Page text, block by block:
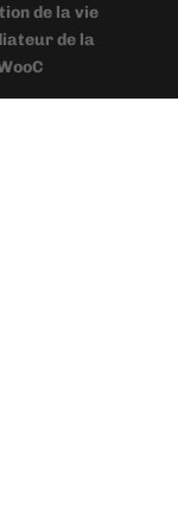
de la vie
de la